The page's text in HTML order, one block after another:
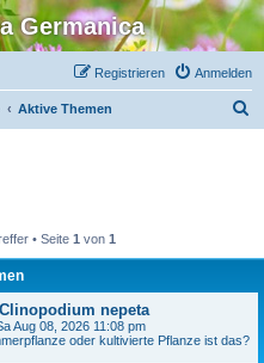
Germanica
Anmelden
Registrieren
Aktive Themen
• Seite 1 von 1
nepeta
Aug 08, 2026 11:08 pm
oder kultivierte Pflanze ist das?